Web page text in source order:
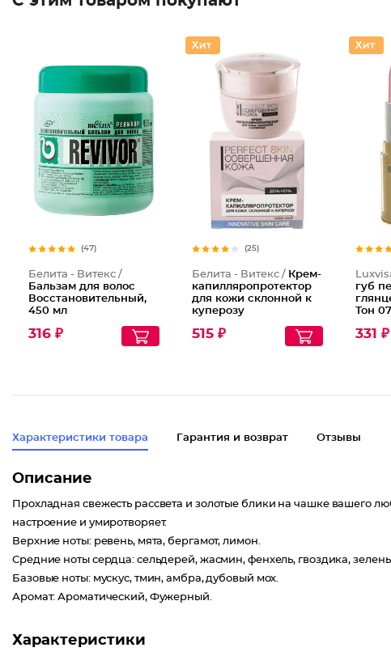
Бальзам
(47)
Белита - Витекс /
Бальзам для волос
Восстановительный,
450 мл
316 ₽
(25)
Белита - Витекс / Крем-
капилляропротектор
для кожи склонной к
куперозу
515 ₽
губ
Тон
331 ₽
Характеристики товара Гарантия и возврат Отзывы
Описание
Прохладная свежесть рассвета и золотые блики на чашке вашего
настроение и умиротворяет.
Верхние ноты: ревень, мята, бергамот, лимон.
Средние ноты сердца: сельдерей, жасмин, фенхель, гвоздика,
Базовые ноты: мускус, тмин, амбра, дубовый мох.
Аромат: Ароматический, Фужерный.
Характеристики